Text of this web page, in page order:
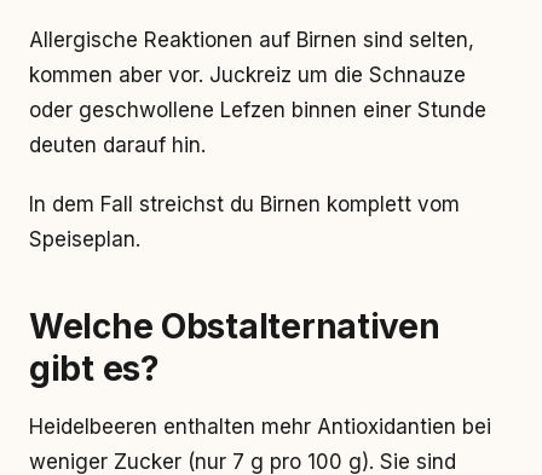
Allergische Reaktionen auf Birnen sind selten,
kommen aber vor. Juckreiz um die Schnauze
oder geschwollene Lefzen binnen einer Stunde
deuten darauf hin.
In dem Fall streichst du Birnen komplett vom
Speiseplan.
Welche Obstalternativen
gibt es?
Heidelbeeren enthalten mehr Antioxidantien bei
weniger Zucker (nur 7 g pro 100 g). Sie sind